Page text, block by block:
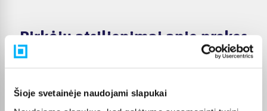
Šioje svetainėje naudojami slapukai
Pirkėjų atsiliepimai apie prekes